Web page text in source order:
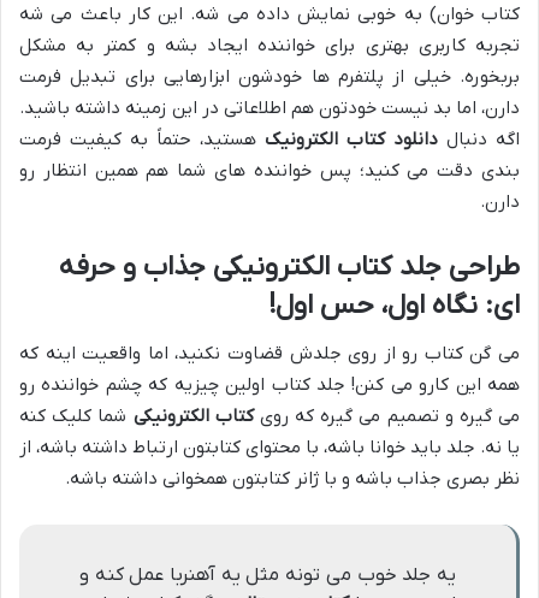
کتاب خوان) به خوبی نمایش داده می شه. این کار باعث می شه
تجربه کاربری بهتری برای خواننده ایجاد بشه و کمتر به مشکل
بربخوره. خیلی از پلتفرم ها خودشون ابزارهایی برای تبدیل فرمت
دارن، اما بد نیست خودتون هم اطلاعاتی در این زمینه داشته باشید.
اگه دنبال دانلود کتاب الکترونیک هستید، حتماً به کیفیت فرمت
بندی دقت می کنید؛ پس خواننده های شما هم همین انتظار رو
دارن.
طراحی جلد کتاب الکترونیکی جذاب و حرفه
ای: نگاه اول، حس اول!
می گن کتاب رو از روی جلدش قضاوت نکنید، اما واقعیت اینه که
همه این کارو می کنن! جلد کتاب اولین چیزیه که چشم خواننده رو
می گیره و تصمیم می گیره که رویکتاب الکترونیکی شما کلیک کنه
یا نه. جلد باید خوانا باشه، با محتوای کتابتون ارتباط داشته باشه، از
نظر بصری جذاب باشه و با ژانر کتابتون همخوانی داشته باشه.
یه جلد خوب می تونه مثل یه آهنربا عمل کنه و